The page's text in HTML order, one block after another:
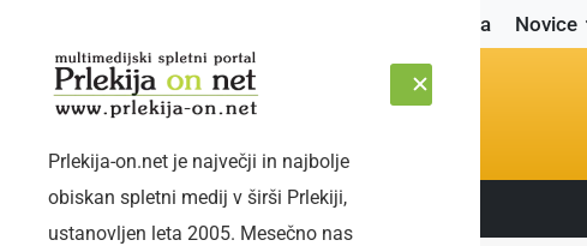
Naslovnica Novice
NEDELJA, 9. AVGUST 2026 Sledite nam:
Prlekija-on.net je največji in najbolje
obiskan spletni medij v širši Prlekiji,
ustanovljen leta 2005. Mesečno nas